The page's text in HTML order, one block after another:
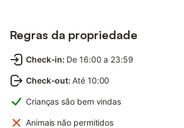
Regras da propriedade
Check-in: De 16:00 a 23:59
Check-out: Até 10:00
Crianças são bem vindas
Animais não permitidos